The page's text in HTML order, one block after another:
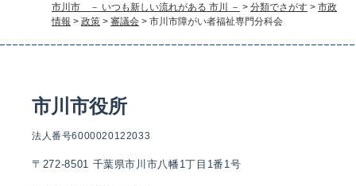
市川市 － いつも新しい流れがある 市川 － > 分類でさがす > 市政
情報 > 政策 > 審議会 > 市川市障がい者福祉専門分科会
市川市役所
法人番号6000020122033
〒272-8501 千葉県市川市八幡1丁目1番1号